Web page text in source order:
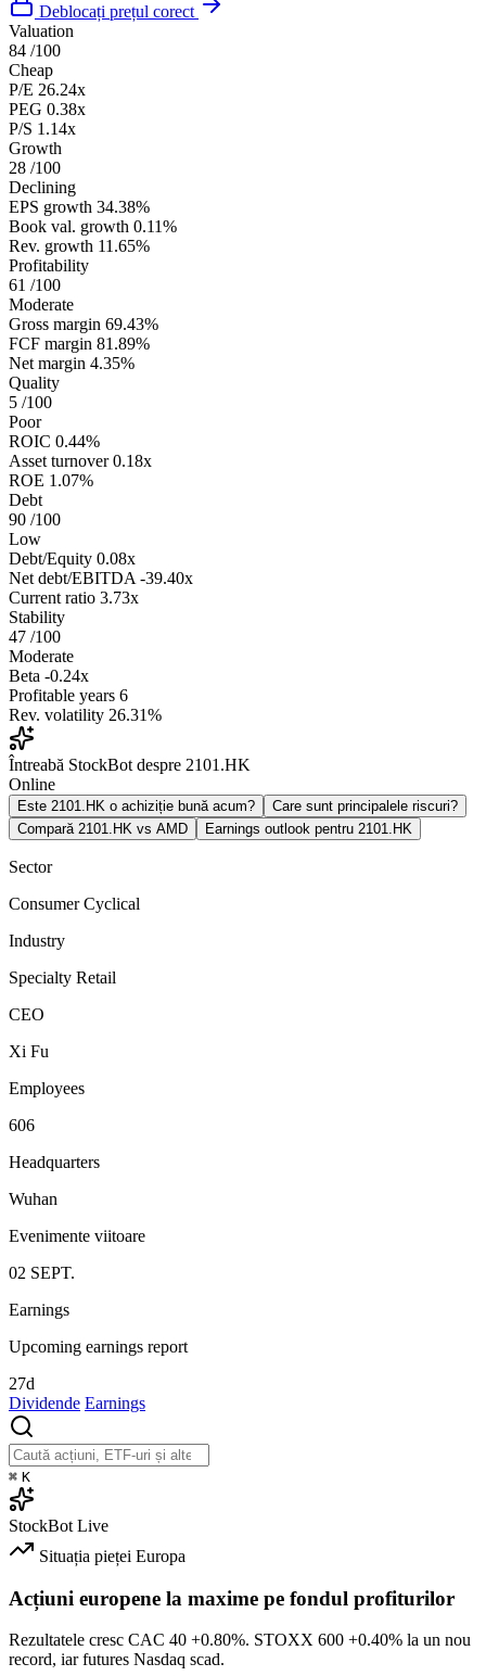
Deblocați prețul corect
Valuation
84 /100
Cheap
P/E 26.24x
PEG 0.38x
P/S 1.14x
Growth
28 /100
Declining
EPS growth 34.38%
Book val. growth 0.11%
Rev. growth 11.65%
Profitability
61 /100
Moderate
Gross margin 69.43%
FCF margin 81.89%
Net margin 4.35%
Quality
5 /100
Poor
ROIC 0.44%
Asset turnover 0.18x
ROE 1.07%
Debt
90 /100
Low
Debt/Equity 0.08x
Net debt/EBITDA -39.40x
Current ratio 3.73x
Stability
47 /100
Moderate
Beta -0.24x
Profitable years 6
Rev. volatility 26.31%
Întreabă StockBot despre 2101.HK
Online
Este 2101.HK o achiziție bună acum?
Care sunt principalele riscuri?
Compară 2101.HK vs AMD
Earnings outlook pentru 2101.HK
Sector
Consumer Cyclical
Industry
Specialty Retail
CEO
Xi Fu
Employees
606
Headquarters
Wuhan
Evenimente viitoare
02 SEPT.
Earnings
Upcoming earnings report
27d
Dividende Earnings
⌘ K
StockBot Live
Situația pieței Europa
Acțiuni europene la maxime pe fondul profiturilor
Rezultatele cresc CAC 40 +0.80%. STOXX 600 +0.40% la un nou
record, iar futures Nasdaq scad.